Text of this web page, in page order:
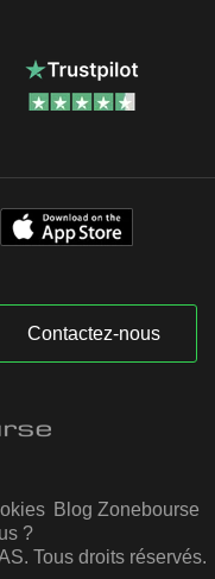
Contactez-nous
Blog Zonebourse
?
Tous droits réservés.